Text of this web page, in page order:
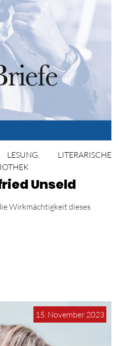
LESUNG
LITERARISCHE
Unseld
Wirkmächtigkeit dieses
15. November 2023